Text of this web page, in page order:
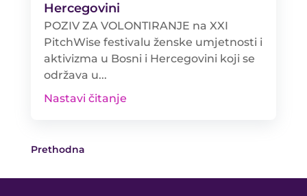
Hercegovini
POZIV ZA VOLONTIRANJE na XXI
PitchWise festivalu ženske umjetnosti i
aktivizma u Bosni i Hercegovini koji se
održava u...
Nastavi čitanje
Prethodna